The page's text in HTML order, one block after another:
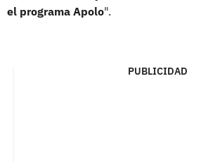
el programa Apolo".
PUBLICIDAD